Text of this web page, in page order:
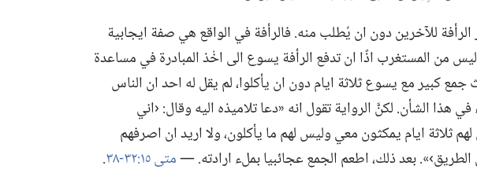
للآخرين دون ان يُطلب منه.‏ فالرأفة في الواقع هي صفة ايجابية
من المستغرب اذًا ان تدفع الرأفة يسوع الى اخْذ المبادرة في مساعدة
جمع كبير مع يسوع ثلاثة ايام دون ان يأكلوا،‏ لم يقل له احد ان الناس
الشأن.‏ لكنَّ الرواية تقول انه «دعا تلاميذه اليه وقال:‏ ‹اني
ثلاثة ايام يمكثون معي وليس لهم ما يأكلون،‏ ولا اريد ان اصرفهم
بعد ذلك،‏ اطعم الجمع عجائبيا بملء ارادته.‏ —‏متى ١٥:‏​٣٢-‏٣٨ ‏.‏